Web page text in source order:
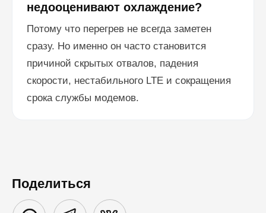
недооценивают охлаждение?
Потому что перегрев не всегда заметен
сразу. Но именно он часто становится
причиной скрытых отвалов, падения
скорости, нестабильного LTE и сокращения
срока службы модемов.
Поделиться